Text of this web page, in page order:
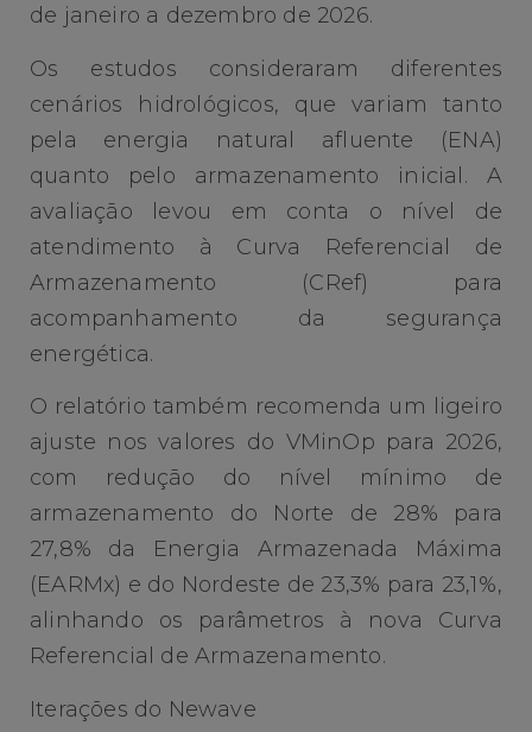
de janeiro a dezembro de 2026.
Os estudos consideraram diferentes
cenários hidrológicos, que variam tanto
pela energia natural afluente (ENA)
quanto pelo armazenamento inicial. A
avaliação levou em conta o nível de
atendimento à Curva Referencial de
Armazenamento (CRef) para
acompanhamento da segurança
energética.
O relatório também recomenda um ligeiro
ajuste nos valores do VMinOp para 2026,
com redução do nível mínimo de
armazenamento do Norte de 28% para
27,8% da Energia Armazenada Máxima
(EARMx) e do Nordeste de 23,3% para 23,1%,
alinhando os parâmetros à nova Curva
Referencial de Armazenamento.
Iterações do Newave